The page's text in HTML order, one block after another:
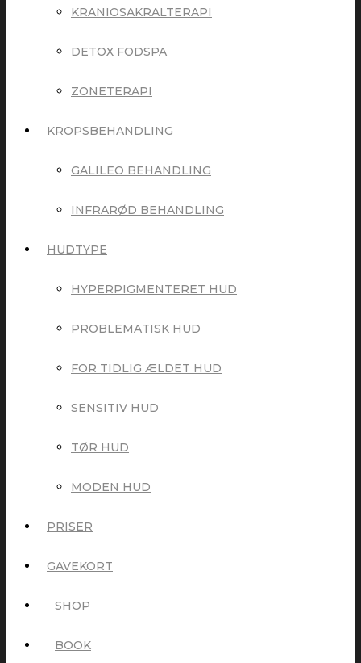
KRANIOSAKRALTERAPI
DETOX FODSPA
ZONETERAPI
KROPSBEHANDLING
GALILEO BEHANDLING
INFRARØD BEHANDLING
HUDTYPE
HYPERPIGMENTERET HUD
PROBLEMATISK HUD
FOR TIDLIG ÆLDET HUD
SENSITIV HUD
TØR HUD
MODEN HUD
PRISER
GAVEKORT
SHOP
BOOK